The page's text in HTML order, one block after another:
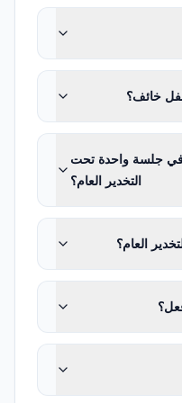
على الشعور
الفم والوالد
أشهر ليست مناسبة
والعناية
للتسوس
ويمكن تخطيط
عالي خطر التسوس
منخفض الخطر
خائف؟
جلسة واحدة تحت
التخدير العام؟
العام؟